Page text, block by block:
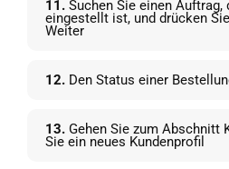
11. Suchen Sie einen Auftrag,
eingestellt ist, und drücken
Weiter
12. Den Status einer
13. Gehen Sie zum Abschnitt
Sie ein neues Kundenprofil